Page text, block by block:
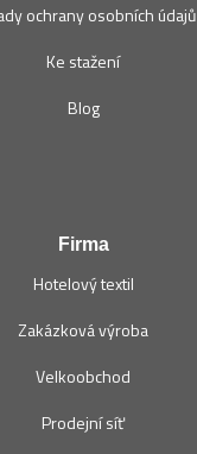
ochrany osobních údajů
Ke stažení
Blog
Firma
Hotelový textil
Zakázková výroba
Velkoobchod
Prodejní síť